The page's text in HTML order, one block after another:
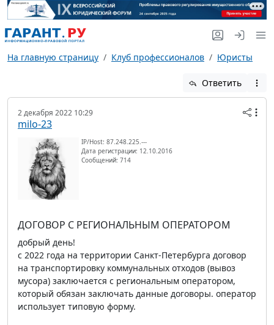
На главную страницу Клуб профессионалов Юристы
Ответить
2 декабря 2022 10:29
milo-23
IP/Host: 87.248.225.---
Дата регистрации: 12.10.2016
Сообщений: 714
ДОГОВОР С РЕГИОНАЛЬНЫМ ОПЕРАТОРОМ
добрый день!
с 2022 года на территории Санкт-Петербурга договор
на транспортировку коммунальных отходов (вывоз
мусора) заключается с региональным оператором,
который обязан заключать данные договоры. оператор
использует типовую форму.